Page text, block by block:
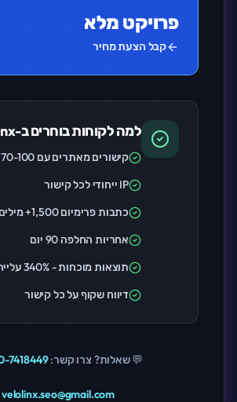
פרויקט מלא
קבל הצעת מחיר
למה לקוחות בוחרים ב-Velolinx?
קישורים מאתרים עם DA 70-100
IP ייחודי לכל קישור
כתבות פרימיום 1,500+ מילים
אחריות החלפה 90 יום
תוצאות מוכחות - 340% עלייה ממוצעת
דיווח שקוף על כל קישור
💬 שאלות? צרו קשר:7418449
velolinx.seo@gmail.com